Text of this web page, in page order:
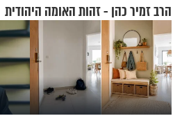
הרב זמיר כהן - זהות האומה היהודית